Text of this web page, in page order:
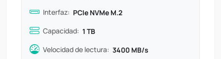
Interfaz: PCIe NVMe M.2
Capacidad: 1 TB
Velocidad de lectura: 3400 MB/s